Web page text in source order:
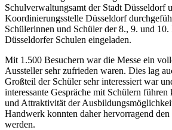
Schulverwaltungsamt der Stadt Düsseldorf
Koordinierungsstelle Düsseldorf
Schülerinnen und Schüler der 8., 9. und 10.
Düsseldorfer Schulen eingeladen.
Mit 1.500 Besuchern war die Messe ein
Aussteller sehr zufrieden waren. Dies lag
Großteil der Schüler sehr interessiert war
interessante Gespräche mit Schülern
und Attraktivität der
Handwerk konnten daher hervorragend
werden.